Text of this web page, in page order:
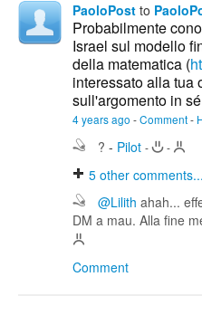
PaoloPost to
Probabilmente
Israel sul modello
della matematica (
interessato alla tua
sull'argomento in
4 years ago -Comment-
? - Pilot - -
5 other comments...
@Lilith ahah...
DM a mau. Alla fine
Comment